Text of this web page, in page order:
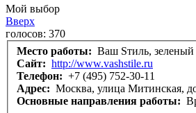
Мой выбор
Вверх
голосов: 370
Место работы: Ваш Sтиль, зеленый
Сайт: http://www.vashstile.ru
Телефон: +7 (495) 752-30-11
Адрес: Москва, улица Митинская,
Основные направления работы: